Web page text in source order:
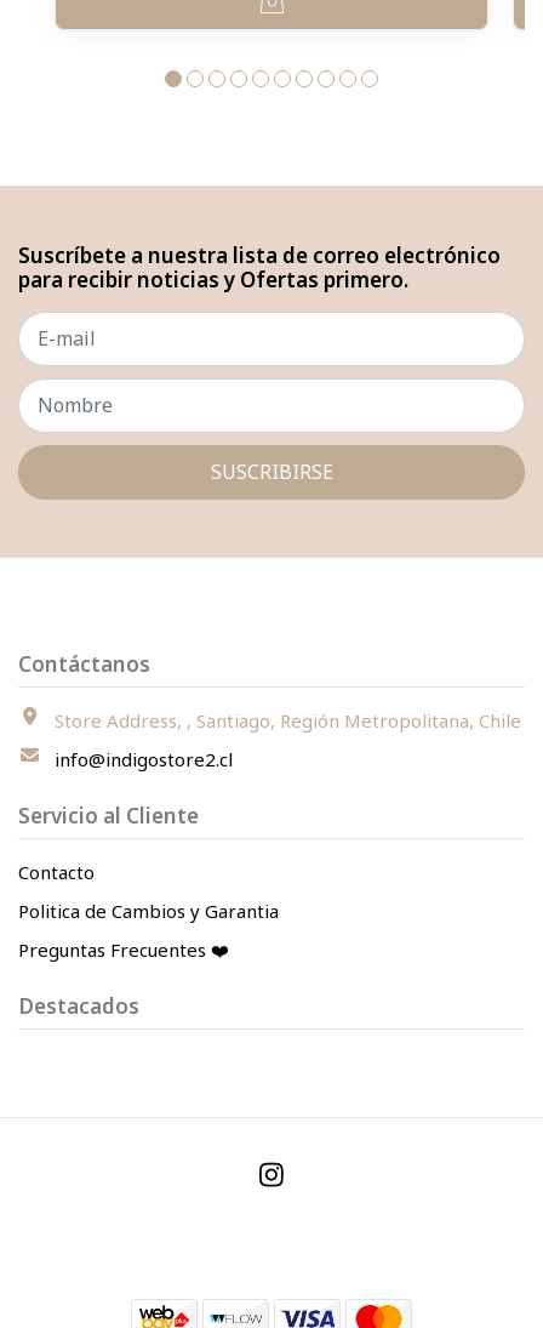
Suscríbete a nuestra lista de correo electrónico
para recibir noticias y Ofertas primero.
SUSCRIBIRSE
Contáctanos
Store Address, , Santiago, Región Metropolitana, Chile
info@indigostore2.cl
Servicio al Cliente
Contacto
Politica de Cambios y Garantia
Preguntas Frecuentes ❤️
Destacados